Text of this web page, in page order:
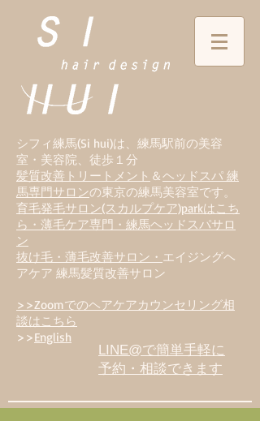
シフィ練馬(Si hui)は、 練馬駅前の美容
室・美容院、徒歩１分
髪質改善トリートメント ＆ヘッドスパ 練
馬専門サロンの東京の練馬美容室です。
育毛発毛サロン(スカルプケア)parkはこち
ら・薄毛ケア専門・練馬ヘッドスパサロ
ン
抜け毛・薄毛改善サロン・ エイジングヘ
アケア 練馬髪質改善サロン
>>Zoomでのヘアケアカウンセリング相
談はこちら
>>English
LINE@で簡単手軽に
予約・相談できます